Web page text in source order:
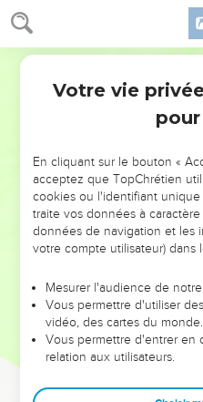
Ecclésiaste 5
qu’il avait engendré n’a plus
Comme il est sorti du sein
comme il était venu, il
puisse emmener dans sa main.
C’est encore là un malheur
pour du vent ?
Il consume ainsi toutes ses
beaucoup de tracas, de
Voici ce que j’ai vu : c’est
manger, de boire et de voir
peine qu’il se donne sous le
jours de vie que Dieu lui a
D’ailleurs pour tout
ressources et qu’il laisse
de Dieu.
Votre vie
En cliquant sur le bouton «
acceptez que TopChrétien
cookies ou l'identifiant
traite vos données à
données de navigation et les
votre compte utilisateur) dans
Mesurer l'audience de
Vous permettre d'utiliser
vidéo, des cartes du
Vous permettre d'entrer en
relation aux utilisateurs.